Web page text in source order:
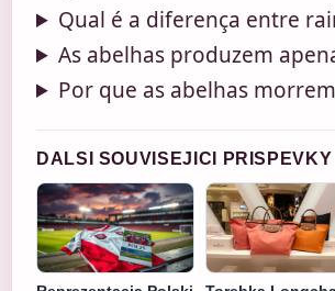
Qual é a diferença entre
As abelhas produzem
Por que as abelhas
DALSI SOUVISEJICI PRISPEVKY